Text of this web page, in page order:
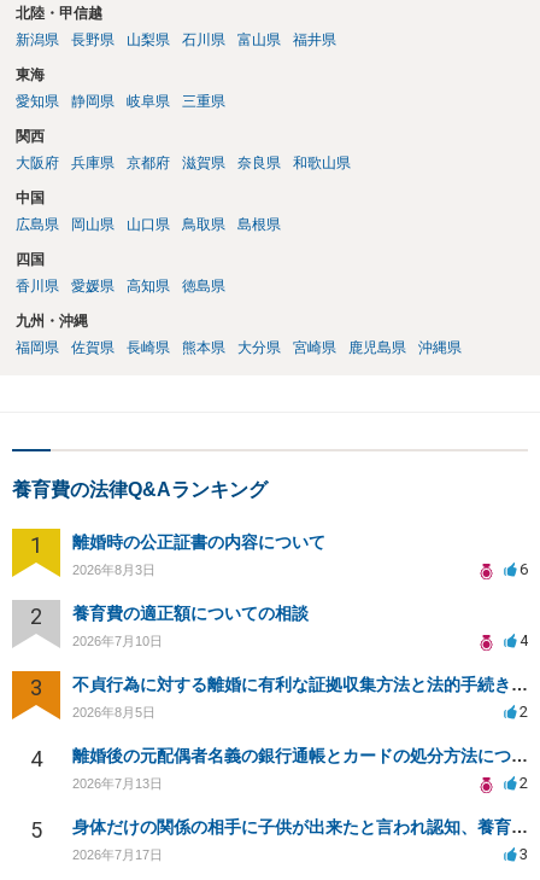
北陸・甲信越
新潟県
長野県 山梨県 石川県 富山県 福井県
東海
愛知県
静岡県 岐阜県 三重県
関西
大阪府
兵庫県 京都府 滋賀県 奈良県 和歌山県
中国
広島県
岡山県 山口県 鳥取県 島根県
四国
香川県
愛媛県 高知県 徳島県
九州・沖縄
福岡県
佐賀県 長崎県 熊本県 大分県 宮崎県 鹿児島県 沖縄県
養育費の法律Q&Aランキング
1 離婚時の公正証書の内容について
2026年8月3日 6
2 養育費の適正額についての相談
2026年7月10日 4
3 不貞行為に対する離婚に有利な証拠収集方法と法的手続きについて
2026年8月5日 2
4 離婚後の元配偶者名義の銀行通帳とカードの処分方法について
2026年7月13日 2
5 身体だけの関係の相手に子供が出来たと言われ認知、養育費を要求されているが自身の子供か分からない
2026年7月17日 3